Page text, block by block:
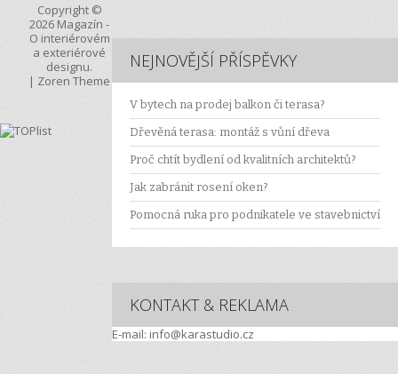
NEJNOVĚJŠÍ PŘÍSPĚVKY
V bytech na prodej balkon či terasa?
Dřevěná terasa: montáž s vůní dřeva
Proč chtít bydlení od kvalitních architektů?
Jak zabránit rosení oken?
Pomocná ruka pro podnikatele ve stavebnictví
KONTAKT & REKLAMA
E-mail: info@karastudio.cz
Copyright ©
2026 Magazín -
O interiérovém
a exteriérové
designu.
| Zoren Theme